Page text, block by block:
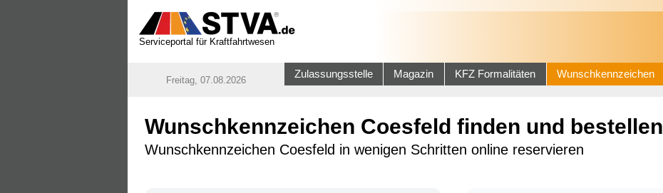
Serviceportal für Kraftfahrtwesen
Freitag, 07.08.2026
Zulassungsstelle Magazin KFZ Formalitäten Wunschkennzeichen
Wunschkennzeichen Coesfeld finden und bestellen
Wunschkennzeichen Coesfeld in wenigen Schritten online reservieren